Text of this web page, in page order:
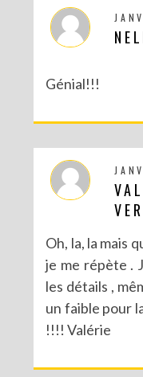
DIY CRÉE TON
Génial!!!
Oh, la, la mais
je me répète .
les détails ,
un faible pour
!!!! Valérie